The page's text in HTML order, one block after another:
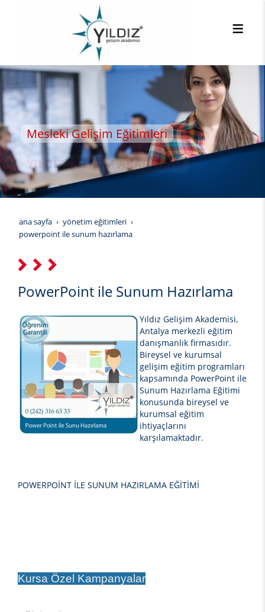
Mesleki Gelişim Eğitimleri
YILDIZ GELİŞİM AKADEMİSİ
ana sayfa
yönetim eğitimleri
powerpoint ile sunum hazırlama
PowerPoint ile Sunum Hazırlama
Yıldız Gelişim Akademisi,
Antalya merkezli eğitim
danışmanlık firmasıdır.
Bireysel ve kurumsal
gelişim eğitim programları
kapsamında PowerPoint ile
Sunum Hazırlama Eğitimi
konusunda bireysel ve
kurumsal eğitim
ihtiyaçlarını
karşılamaktadır.
POWERPOİNT İLE SUNUM HAZIRLAMA EĞİTİMİ
Kursa Özel Kampanyalar